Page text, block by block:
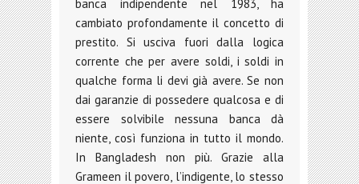
banca indipendente nel 1983, ha
cambiato profondamente il concetto di
prestito. Si usciva fuori dalla logica
corrente che per avere soldi, i soldi in
qualche forma li devi già avere. Se non
dai garanzie di possedere qualcosa e di
essere solvibile nessuna banca dà
niente, così funziona in tutto il mondo.
In Bangladesh non più. Grazie alla
Grameen il povero, l’indigente, lo stesso